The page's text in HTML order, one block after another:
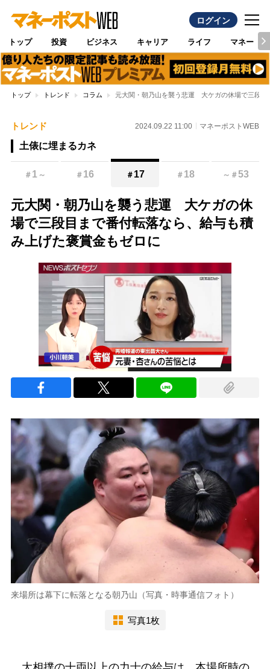
ログイン
トップ 投資 ビジネス キャリア ライフ マネー
トップ トレンド コラム 元大関・朝乃山を襲う悲運 大ケガの休場で三段目
トレンド 2024.09.22 11:00 マネーポストWEB
土俵に埋まるカネ
＃ 1 ～ ＃ 16 ＃ 17 ＃ 18 ～ ＃53
元大関・朝乃山を襲う悲運 大ケガの休
場で三段目まで番付転落なら、給与も積
み上げた褒賞金もゼロに
来場所は幕下に転落となる朝乃山（写真・時事通信フォト）
写真1枚